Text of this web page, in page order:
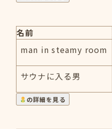
名前
man in steamy room
サウナに入る男
の詳細を見る